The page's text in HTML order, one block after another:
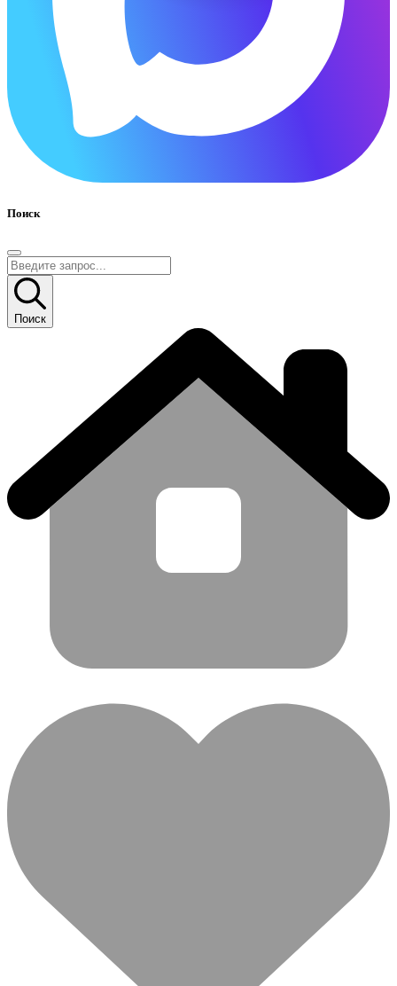
Поиск
Поиск